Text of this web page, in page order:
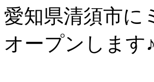
愛知県清須市に
オープンします♪